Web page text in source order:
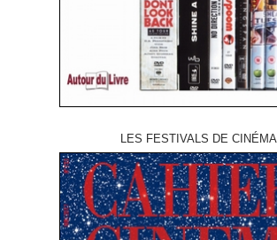
LES FESTIVALS DE CINÉMA